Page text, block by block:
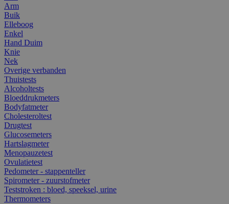
Arm
Buik
Elleboog
Enkel
Hand Duim
Knie
Nek
Overige verbanden
Thuistests
Alcoholtests
Bloeddrukmeters
Bodyfatmeter
Cholesteroltest
Drugtest
Glucosemeters
Hartslagmeter
Menopauzetest
Ovulatietest
Pedometer - stappenteller
Spirometer - zuurstofmeter
Teststroken : bloed, speeksel, urine
Thermometers